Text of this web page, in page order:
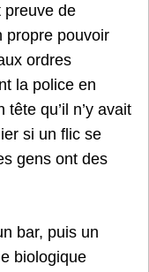
preuve de
propre pouvoir
ordres
la police en
tête qu’il n’y avait
si un flic se
gens ont des
bar, puis un
biologique